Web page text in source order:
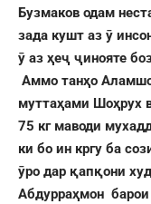
Бузмаков одам
зада кушт аз ӯ
ӯ аз ҳеҷ ҷинояте
Аммо танҳо
муттаҳами Шоҳрух
75 кг маводи
ки бо ин кргу ба
ӯро дар қапқони
Абдурраҳмон